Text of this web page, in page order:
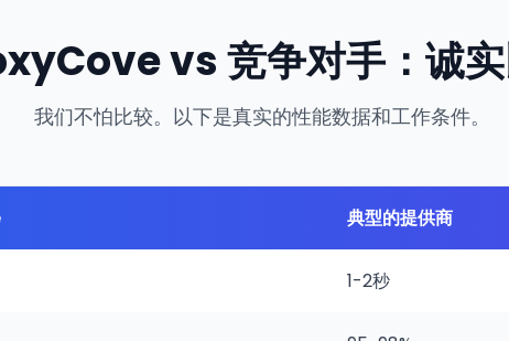
vs 竞争对手：诚
我们不怕比较。以下是真实的性能数据和工作条件。
典型的提供商
1-2秒